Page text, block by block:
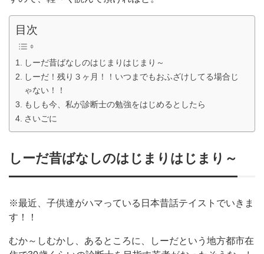
目次
しーだ昔ばなしのはじまりはじまり～
しーだ！残り３ヶ月！！いつまでもおふざけしてる場合じ
ゃない！！
もしも今、私が診断士の勉強をはじめるとしたら
さいごに
しーだ昔ばなしのはじまりはじまり～
※最近、子供達がハマっている日本昔話テイストでいきま
す！！
むか～しむかし、あるところに、しーだという地方都市在